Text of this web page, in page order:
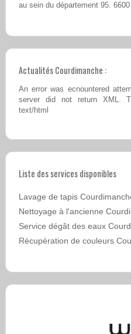
au sein du département 95.
Actualités Courdimanche :
An error was ecnountered
server did not return XML.
text/html
Liste des services disponibles
Lavage de tapis
Nettoyage à l'ancienne
Service dégât des eaux
Récupération de couleurs